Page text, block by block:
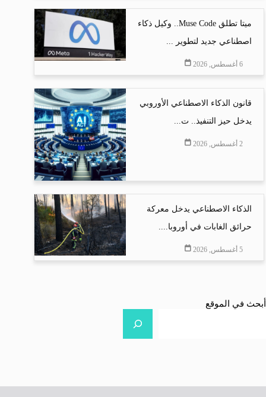
ميتا تطلق Muse Code.. وكيل ذكاء
اصطناعي جديد لتطوير ...
6 أغسطس, 2026
قانون الذكاء الاصطناعي الأوروبي
يدخل حيز التنفيذ.. ت...
2 أغسطس, 2026
الذكاء الاصطناعي يدخل معركة
حرائق الغابات في أوروبا....
5 أغسطس, 2026
أبحث في الموقع